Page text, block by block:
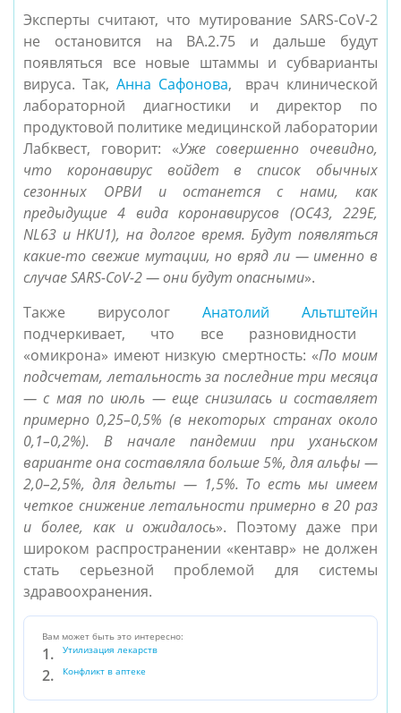
Эксперты считают, что мутирование SARS-CoV-2
не остановится на BA.2.75 и дальше будут
появляться все новые штаммы и субварианты
вируса. Так, Анна Сафонова, врач клинической
лабораторной диагностики и директор по
продуктовой политике медицинской лаборатории
Лабквест, говорит: «Уже совершенно очевидно,
что коронавирус войдет в список обычных
сезонных ОРВИ и останется с нами, как
предыдущие 4 вида коронавирусов (OC43, 229E,
NL63 и HKU1), на долгое время. Будут появляться
какие-то свежие мутации, но вряд ли — именно в
случае SARS-CoV-2 — они будут опасными».
Также вирусолог Анатолий Альтштейн
подчеркивает, что все разновидности
«омикрона» имеют низкую смертность: «По моим
подсчетам, летальность за последние три месяца
— с мая по июль — еще снизилась и составляет
примерно 0,25–0,5% (в некоторых странах около
0,1–0,2%). В начале пандемии при уханьском
варианте она составляла больше 5%, для альфы —
2,0–2,5%, для дельты — 1,5%. То есть мы имеем
четкое снижение летальности примерно в 20 раз
и более, как и ожидалось». Поэтому даже при
широком распространении «кентавр» не должен
стать серьезной проблемой для системы
здравоохранения.
Вам может быть это интересно:
Утилизация лекарств
Конфликт в аптеке